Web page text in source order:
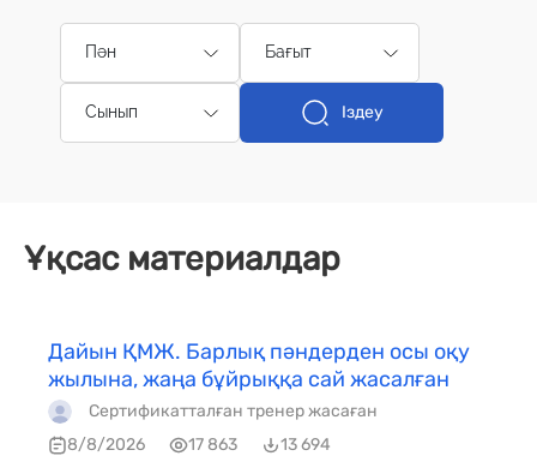
Пән Бағыт
Сынып Іздеу
Ұқсас материалдар
Дайын ҚМЖ. Барлық пәндерден осы оқу
жылына, жаңа бұйрыққа сай жасалған
Сертификатталған тренер жасаған
8/8/2026
17 863
13 694